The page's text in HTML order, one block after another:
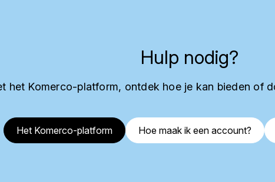
Hulp nodig?
het Komerco-platform, ontdek hoe je kan bieden of
Het Komerco-platform Hoe maak ik een account?